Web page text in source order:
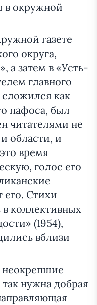
в окружной
газете
округа,
а затем в «Усть-
главного
сложился как
пафоса, был
читателями не
области, и
время
голос его
его. Стихи
коллективных
(1954),
вблизи
нужна добрая